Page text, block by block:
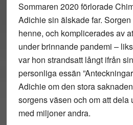
Sommaren 2020 förlorade
Adichie sin älskade far.
henne, och komplicerades av
under brinnande pandemi –
var hon strandsatt långt ifrån
personliga essän
Adichie om den stora
sorgens väsen och om att
med miljoner andra.